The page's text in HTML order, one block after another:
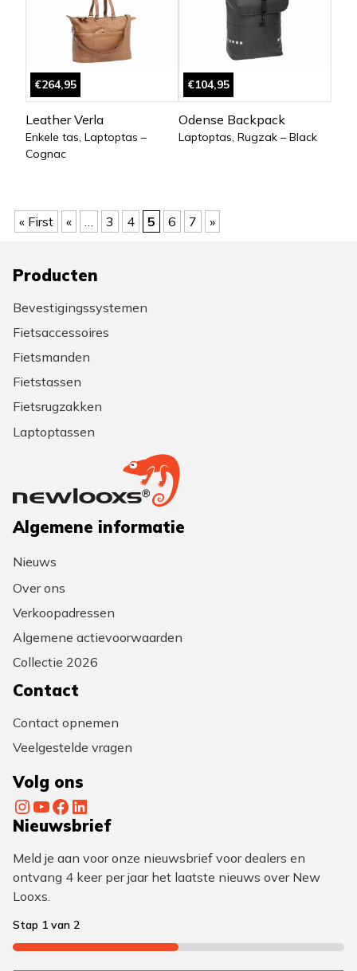
€264,95
Leather Verla
Enkele tas, Laptoptas –
Cognac
€104,95
Odense Backpack
Laptoptas, Rugzak – Black
« First « … 3 4 5 6 7 »
Producten
Bevestigingssystemen
Fietsaccessoires
Fietsmanden
Fietstassen
Fietsrugzakken
Laptoptassen
Algemene informatie
Nieuws
Over ons
Verkoopadressen
Algemene actievoorwaarden
Collectie 2026
Contact
Contact opnemen
Veelgestelde vragen
Volg ons
InstagramYouTube Facebook LinkedIn
Nieuwsbrief
Meld je aan voor onze nieuwsbrief voor dealers en
ontvang 4 keer per jaar het laatste nieuws over New
Looxs.
Stap 1 van 2
50%